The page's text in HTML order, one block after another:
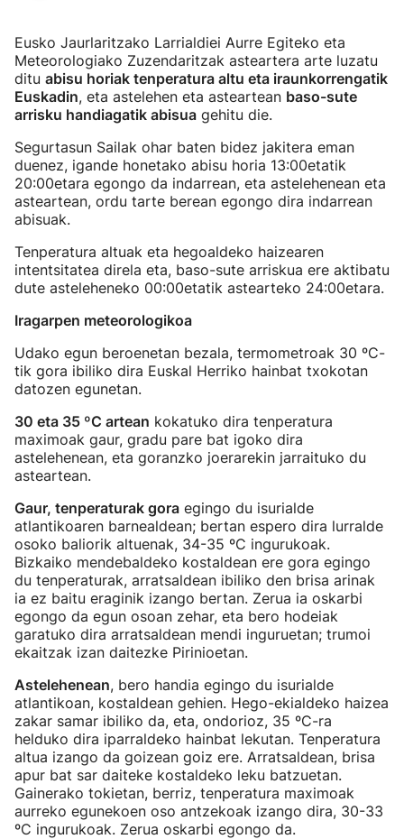
Eusko Jaurlaritzako Larrialdiei Aurre Egiteko eta
Meteorologiako Zuzendaritzak asteartera arte luzatu
ditu abisu horiak tenperatura altu eta iraunkorrengatik
Euskadin, eta astelehen eta asteartean baso-sute
arrisku handiagatik abisua gehitu die.
Segurtasun Sailak ohar baten bidez jakitera eman
duenez, igande honetako abisu horia 13:00etatik
20:00etara egongo da indarrean, eta astelehenean eta
asteartean, ordu tarte berean egongo dira indarrean
abisuak.
Tenperatura altuak eta hegoaldeko haizearen
intentsitatea direla eta, baso-sute arriskua ere aktibatu
dute asteleheneko 00:00etatik astearteko 24:00etara.
Iragarpen meteorologikoa
Udako egun beroenetan bezala, termometroak 30 ºC-
tik gora ibiliko dira Euskal Herriko hainbat txokotan
datozen egunetan.
30 eta 35 ºC artean kokatuko dira tenperatura
maximoak gaur, gradu pare bat igoko dira
astelehenean, eta goranzko joerarekin jarraituko du
asteartean.
Gaur, tenperaturak gora egingo du isurialde
atlantikoaren barnealdean; bertan espero dira lurralde
osoko baliorik altuenak, 34-35 ºC ingurukoak.
Bizkaiko mendebaldeko kostaldean ere gora egingo
du tenperaturak, arratsaldean ibiliko den brisa arinak
ia ez baitu eraginik izango bertan. Zerua ia oskarbi
egongo da egun osoan zehar, eta bero hodeiak
garatuko dira arratsaldean mendi inguruetan; trumoi
ekaitzak izan daitezke Pirinioetan.
Astelehenean, bero handia egingo du isurialde
atlantikoan, kostaldean gehien. Hego-ekialdeko haizea
zakar samar ibiliko da, eta, ondorioz, 35 ºC-ra
helduko dira iparraldeko hainbat lekutan. Tenperatura
altua izango da goizean goiz ere. Arratsaldean, brisa
apur bat sar daiteke kostaldeko leku batzuetan.
Gainerako tokietan, berriz, tenperatura maximoak
aurreko egunekoen oso antzekoak izango dira, 30-33
ºC ingurukoak. Zerua oskarbi egongo da.